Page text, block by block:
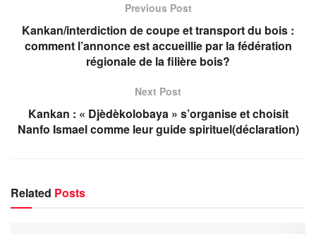
Previous Post
Kankan/interdiction de coupe et transport du bois :
comment l’annonce est accueillie par la fédération
régionale de la filière bois?
Next Post
Kankan : « Djèdèkolobaya » s’organise et choisit
Nanfo Ismael comme leur guide spirituel(déclaration)
Related Posts